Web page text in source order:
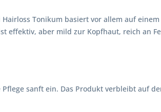
Tonikum basiert vor allem auf einem
effektiv, aber mild zur Kopfhaut, reich an
sanft ein. Das Produkt verbleibt auf